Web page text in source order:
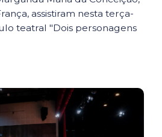
assistiram nesta terça-
teatral "Dois personagens